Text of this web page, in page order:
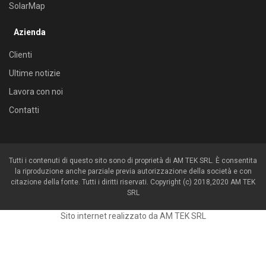
SolarMap
Azienda
Clienti
Ultime notizie
Lavora con noi
Contatti
Tutti i contenuti di questo sito sono di proprietà di AM TEK SRL. È consentita
la riproduzione anche parziale previa autorizzazione della società e con
citazione della fonte. Tutti i diritti riservati. Copyright (c) 2018,2020 AM TEK
SRL
Sito internet realizzato da AM TEK SRL